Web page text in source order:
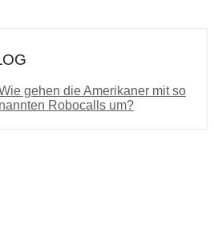
gehen die Amerikaner mit so
Robocalls um?